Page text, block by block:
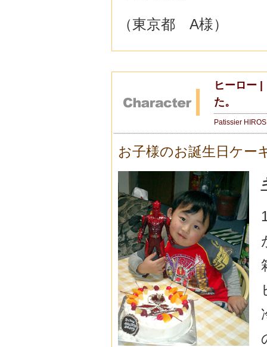
（東京都 A様）
ヒーロー
た。
Patissier
お子様のお誕生日ケー